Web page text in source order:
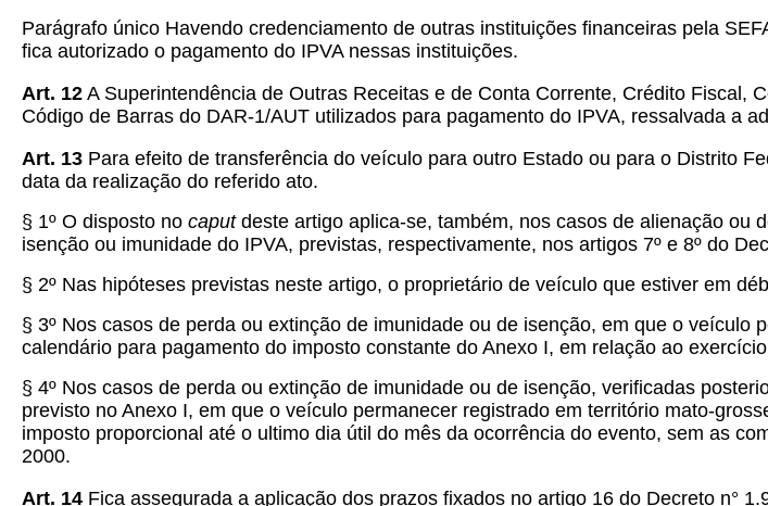
Parágrafo único Havendo credenciamento de outras instituições financeiras pela
fica autorizado o pagamento do IPVA nessas instituições.
Art. 12 A Superintendência de Outras Receitas e de Conta Corrente, Crédito Fiscal,
Código de Barras do DAR-1/AUT utilizados para pagamento do IPVA, ressalvada a
Art. 13 Para efeito de transferência do veículo para outro Estado ou para o Distrito
data da realização do referido ato.
§ 1º O disposto no caputdeste artigo aplica-se, também, nos casos de alienação ou
isenção ou imunidade do IPVA, previstas, respectivamente, nos artigos 7º e 8º do
§ 2º Nas hipóteses previstas neste artigo, o proprietário de veículo que estiver em
§ 3º Nos casos de perda ou extinção de imunidade ou de isenção, em que o
calendário para pagamento do imposto constante do Anexo I, em relação ao
§ 4º Nos casos de perda ou extinção de imunidade ou de isenção, verificadas
previsto no Anexo I, em que o veículo permanecer registrado em território mato-
imposto proporcional até o ultimo dia útil do mês da ocorrência do evento, sem as
2000.
Art. 14 Fica assegurada a aplicação dos prazos fixados no artigo 16 do Decreto n°